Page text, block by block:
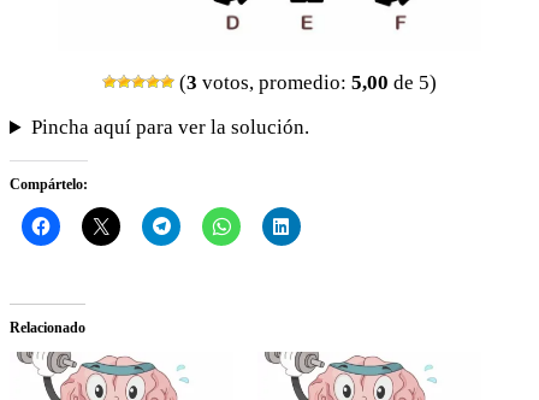
(3 votos, promedio: 5,00 de 5)
Pincha aquí para ver la solución.
Compártelo:
Relacionado